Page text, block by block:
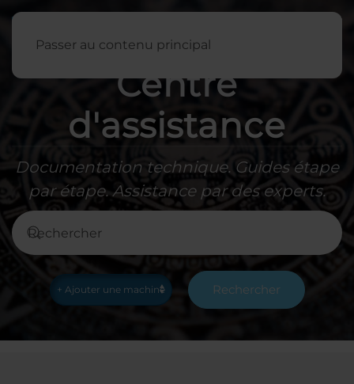
Passer au contenu principal
Centre
d'assistance
Documentation technique. Guides étape
par étape. Assistance par des experts.
Rechercher